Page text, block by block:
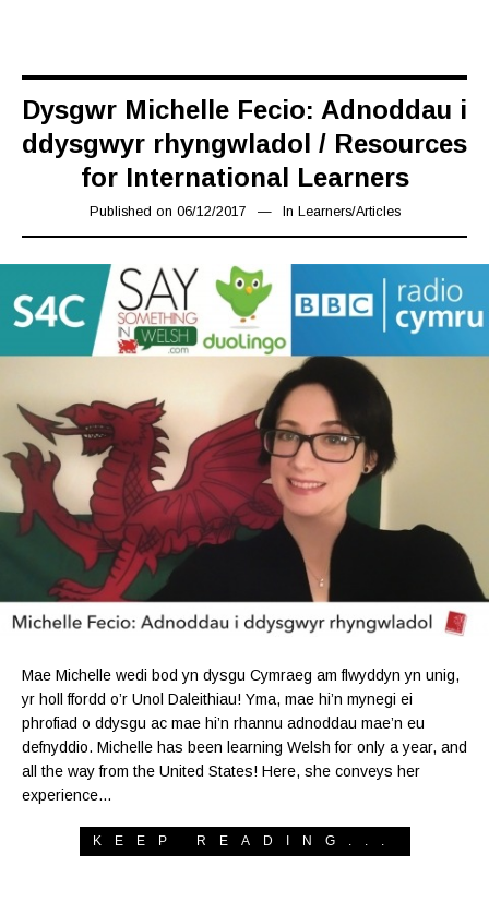
Dysgwr Michelle Fecio: Adnoddau i
ddysgwyr rhyngwladol / Resources
for International Learners
Published on 06/12/2017 02/07/2019
In Learners/Articles
Mae Michelle wedi bod yn dysgu Cymraeg am flwyddyn yn unig,
yr holl ffordd o’r Unol Daleithiau! Yma, mae hi’n mynegi ei
phrofiad o ddysgu ac mae hi’n rhannu adnoddau mae’n eu
defnyddio. Michelle has been learning Welsh for only a year, and
all the way from the United States! Here, she conveys her
experience…
KEEP READING...